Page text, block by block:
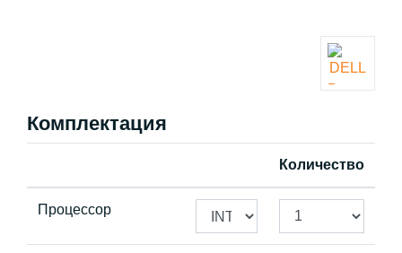
Комплектация
Количество
Процессор